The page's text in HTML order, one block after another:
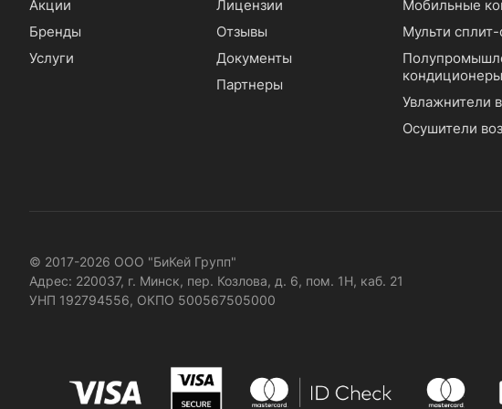
Акции
Бренды
Услуги
Лицензии
Отзывы
Документы
Партнеры
Мобильные
Мульти
кондиционеры
Увлажнители
Осушители
© 2017-2026 ООО "БиКей Групп"
Адрес: 220037, г. Минск, пер. Козлова, д. 6, пом. 1Н, каб. 21
УНП 192794556, ОКПО 500567505000